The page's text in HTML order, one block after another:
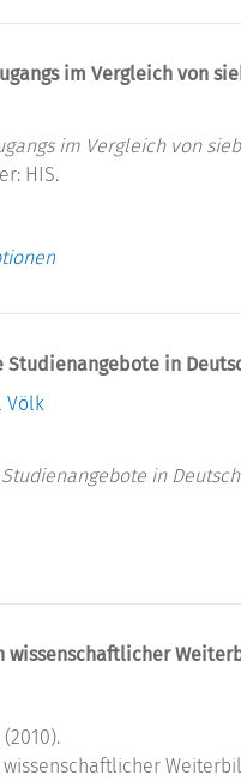
im Vergleich von
im Vergleich von
HIS.
in
Völk
in
wissenschaftlicher